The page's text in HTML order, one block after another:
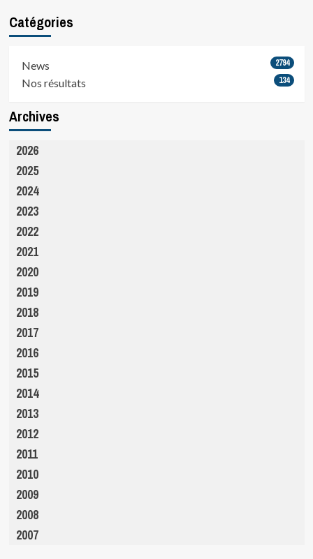
Catégories
News 2794
Nos résultats 134
Archives
2026
2025
2024
2023
2022
2021
2020
2019
2018
2017
2016
2015
2014
2013
2012
2011
2010
2009
2008
2007